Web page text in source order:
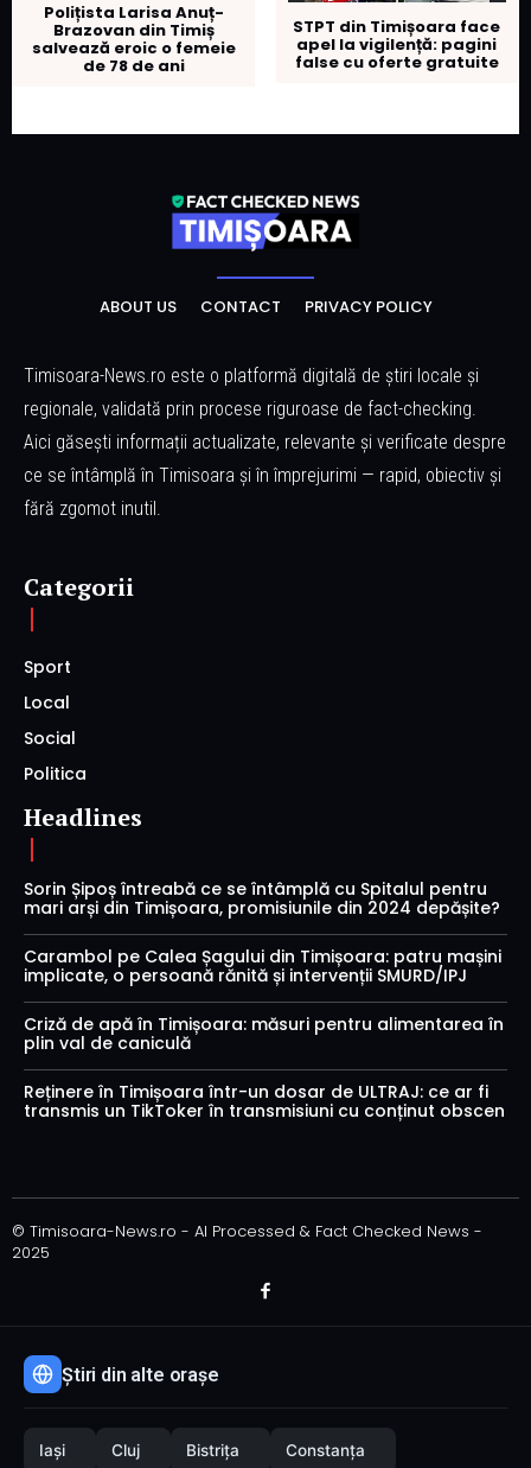
Polițista Larisa Anuț-
Brazovan din Timiș
salvează eroic o femeie
de 78 de ani
STPT din Timișoara face
apel la vigilență: pagini
false cu oferte gratuite
ABOUT US CONTACT PRIVACY POLICY
Timisoara-News.ro este o platformă digitală de știri locale și
regionale, validată prin procese riguroase de fact-checking.
Aici găsești informații actualizate, relevante și verificate despre
ce se întâmplă în Timisoara și în împrejurimi — rapid, obiectiv și
fără zgomot inutil.
Categorii
Sport
Local
Social
Politica
Headlines
Sorin Șipoș întreabă ce se întâmplă cu Spitalul pentru
mari arși din Timișoara, promisiunile din 2024 depășite?
Carambol pe Calea Șagului din Timișoara: patru mașini
implicate, o persoană rănită și intervenții SMURD/IPJ
Criză de apă în Timișoara: măsuri pentru alimentarea în
plin val de caniculă
Reținere în Timișoara într-un dosar de ULTRAJ: ce ar fi
transmis un TikToker în transmisiuni cu conținut obscen
© Timisoara-News.ro - AI Processed & Fact Checked News -
2025
Știri din alte orașe
Iași Cluj Bistrița Constanța